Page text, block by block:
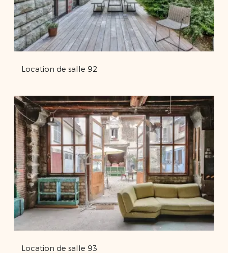
Location de salle 92
Location de salle 93